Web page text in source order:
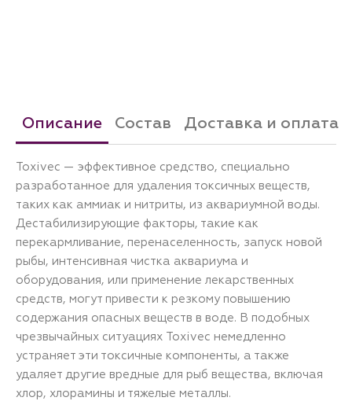
Описание Состав Доставка и оплата
Toxivec — эффективное средство, специально
разработанное для удаления токсичных веществ,
таких как аммиак и нитриты, из аквариумной воды.
Дестабилизирующие факторы, такие как
перекармливание, перенаселенность, запуск новой
рыбы, интенсивная чистка аквариума и
оборудования, или применение лекарственных
средств, могут привести к резкому повышению
содержания опасных веществ в воде. В подобных
чрезвычайных ситуациях Toxivec немедленно
устраняет эти токсичные компоненты, а также
удаляет другие вредные для рыб вещества, включая
хлор, хлорамины и тяжелые металлы.